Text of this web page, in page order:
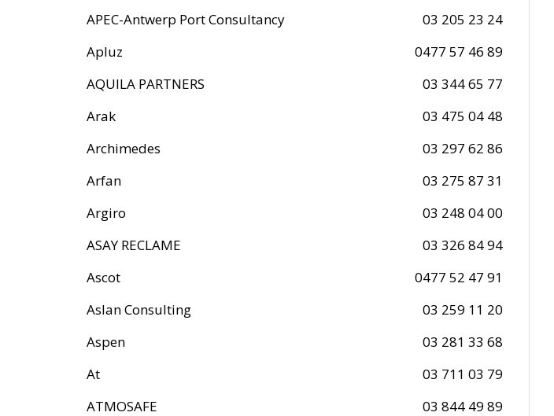
APEC-Antwerp Port Consultancy
03 205 23 24
Apluz
0477 57 46 89
AQUILA PARTNERS
03 344 65 77
Arak
03 475 04 48
Archimedes
03 297 62 86
Arfan
03 275 87 31
Argiro
03 248 04 00
ASAY RECLAME
03 326 84 94
Ascot
0477 52 47 91
Aslan Consulting
03 259 11 20
Aspen
03 281 33 68
At
03 711 03 79
ATMOSAFE
03 844 49 89